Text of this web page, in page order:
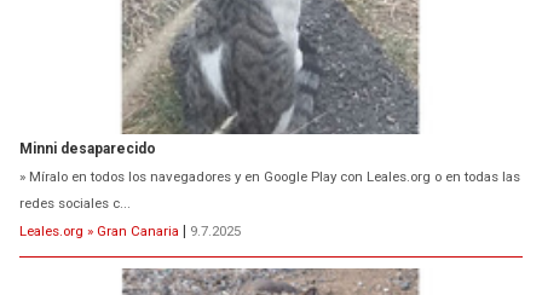
Siami Perdida
Se llama Siami,es hembra de 4 años,esterilizada con marca de
oreja,cariñosa,mimosa pero miedosa,e...
Leales.org » Gran Canaria | 9.7.2025